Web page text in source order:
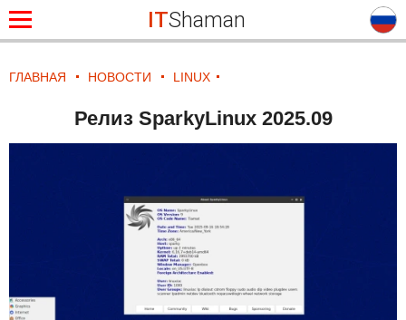
ITShaman
ГЛАВНАЯ НОВОСТИ LINUX
Релиз SparkyLinux 2025.09